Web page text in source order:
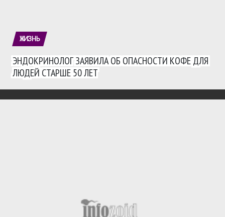
ЖИЗНЬ
ЭНДОКРИНОЛОГ ЗАЯВИЛА ОБ ОПАСНОСТИ КОФЕ ДЛЯ
ЛЮДЕЙ СТАРШЕ 50 ЛЕТ